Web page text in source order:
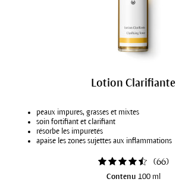
Lotion Clarifiante
peaux impures, grasses et mixtes
soin fortifiant et clarifiant
résorbe les impuretés
apaise les zones sujettes aux inflammations
(66)
Contenu 100 ml